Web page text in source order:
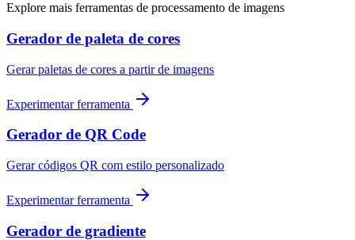
Explore mais ferramentas de processamento de imagens
Gerador de paleta de cores
Gerar paletas de cores a partir de imagens
Experimentar ferramenta
Gerador de QR Code
Gerar códigos QR com estilo personalizado
Experimentar ferramenta
Gerador de gradiente